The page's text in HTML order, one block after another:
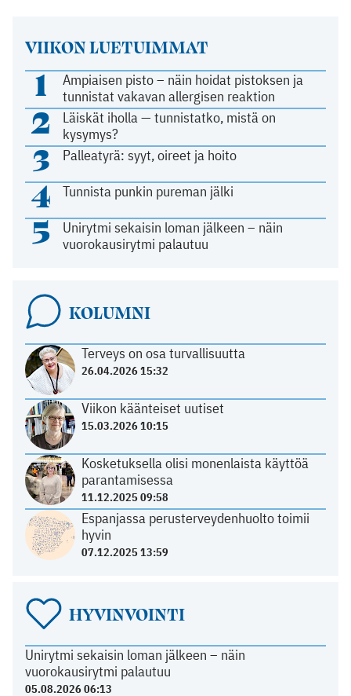
VIIKON LUETUIMMAT
1
Ampiaisen pisto – näin hoidat pistoksen ja
tunnistat vakavan allergisen reaktion
2
Läiskät iholla — tunnistatko, mistä on
kysymys?
3 Palleatyrä: syyt, oireet ja hoito
4 Tunnista punkin pureman jälki
5
Unirytmi sekaisin loman jälkeen – näin
vuorokausirytmi palautuu
KOLUMNI
Terveys on osa turvallisuutta
26.04.2026 15:32
Viikon käänteiset uutiset
15.03.2026 10:15
Kosketuksella olisi monenlaista käyttöä
parantamisessa
11.12.2025 09:58
Espanjassa perusterveydenhuolto toimii
hyvin
07.12.2025 13:59
HYVINVOINTI
Unirytmi sekaisin loman jälkeen – näin
vuorokausirytmi palautuu
05.08.2026 06:13